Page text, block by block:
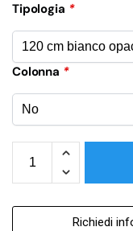
Tipologia *
Colonna *
Richiedi